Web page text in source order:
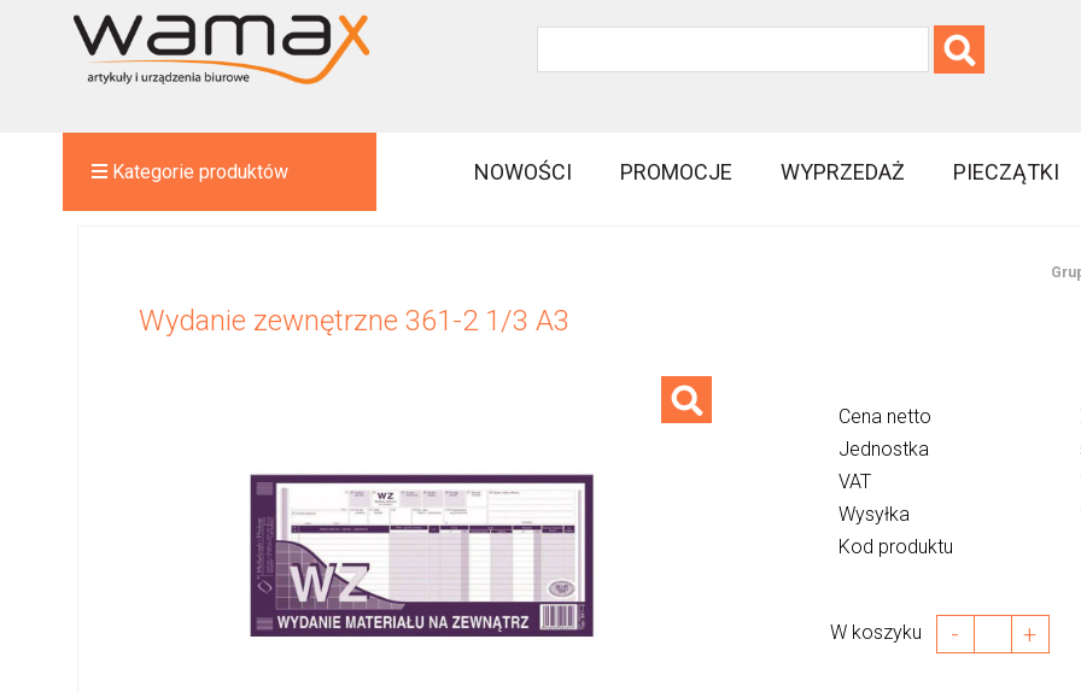
Kategorie produktów NOWOŚCI PROMOCJE WYPRZEDAŻ PIECZĄTKI
Wydanie zewnętrzne 361-2 1/3 A3
Cena netto
Jednostka
VAT
Wysyłka
Kod produktu
W koszyku - +